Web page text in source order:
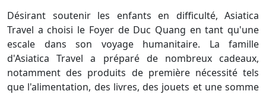
Désirant soutenir les enfants en difficulté, Asiatica
Travel a choisi le Foyer de Duc Quang en tant qu'une
escale dans son voyage humanitaire. La famille
d'Asiatica Travel a préparé de nombreux cadeaux,
notamment des produits de première nécessité tels
que l'alimentation, des livres, des jouets et une somme